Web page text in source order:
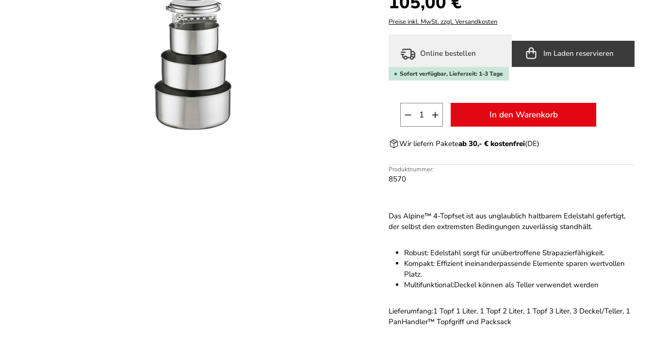
Preise inkl. MwSt. zzgl. Versandkosten
Online bestellen Im Laden reservieren
Sofort verfügbar, Lieferzeit: 1-3 Tage
Produkt Anzahl: Gib den gewünschten Wert
In den Warenkorb
Wir liefern Paketeab 30,- € kostenfrei(DE)
Produktnummer:
8570
Das Alpine™ 4-Topfset ist aus unglaublich haltbarem Edelstahl gefertigt,
der selbst den extremsten Bedingungen zuverlässig standhält.
Robust: Edelstahl sorgt für unübertroffene Strapazierfähigkeit.
Kompakt: Effizient ineinanderpassende Elemente sparen wertvollen
Platz.
Multifunktional:Deckel können als Teller verwendet werden
Lieferumfang:1 Topf 1 Liter, 1 Topf 2 Liter, 1 Topf 3 Liter, 3 Deckel/Teller, 1
PanHandler™ Topfgriff und Packsack